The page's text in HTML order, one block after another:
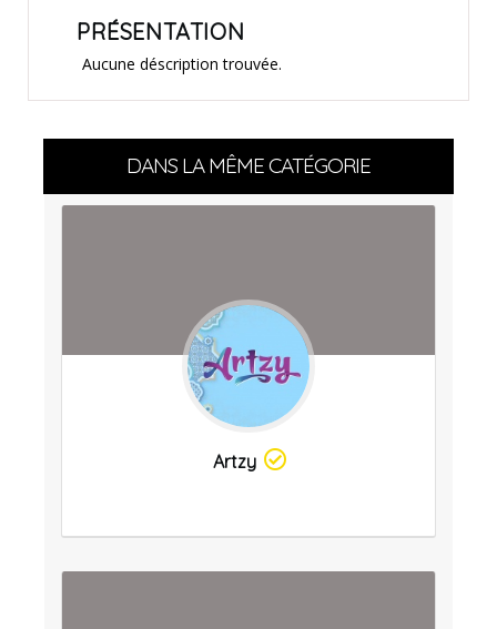
PRÉSENTATION
Aucune déscription trouvée.
DANS LA MÊME CATÉGORIE
Artzy